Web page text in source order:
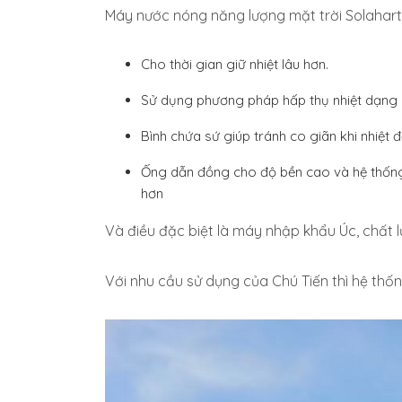
Máy nước nóng năng lượng mặt trời
Cho thời gian giữ nhiệt lâu hơn.
Sử dụng phương pháp hấp thụ nhiệt dạng
Bình chứa sứ giúp tránh co giãn khi nhiệt
Ống dẫn đồng cho độ bền cao và hệ
hơn
Và điều đặc biệt là máy nhập khẩu Úc, chất
Với nhu cầu sử dụng của Chú Tiến thì hệ